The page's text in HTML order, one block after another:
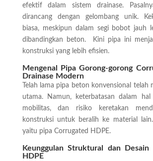
efektif dalam sistem drainase.
dirancang dengan gelombang unik.
biasa, meskipun dalam segi bobot jauh
dibandingkan beton. Kini pipa ini
konstruksi yang lebih efisien.
Mengenal Pipa Gorong-gorong
Drainase Modern
Telah lama pipa beton konvensional telah
utama. Namun, keterbatasan dalam
mobilitas, dan risiko keretakan
konstruksi untuk beralih ke material
yaitu pipa Corrugated HDPE.
Keunggulan Struktural dan
HDPE